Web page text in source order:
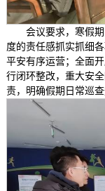
会议要求，寒假
度的责任感抓实抓细
平安有序运营；全面
行闭环整改，重大安
责，明确假期日常巡